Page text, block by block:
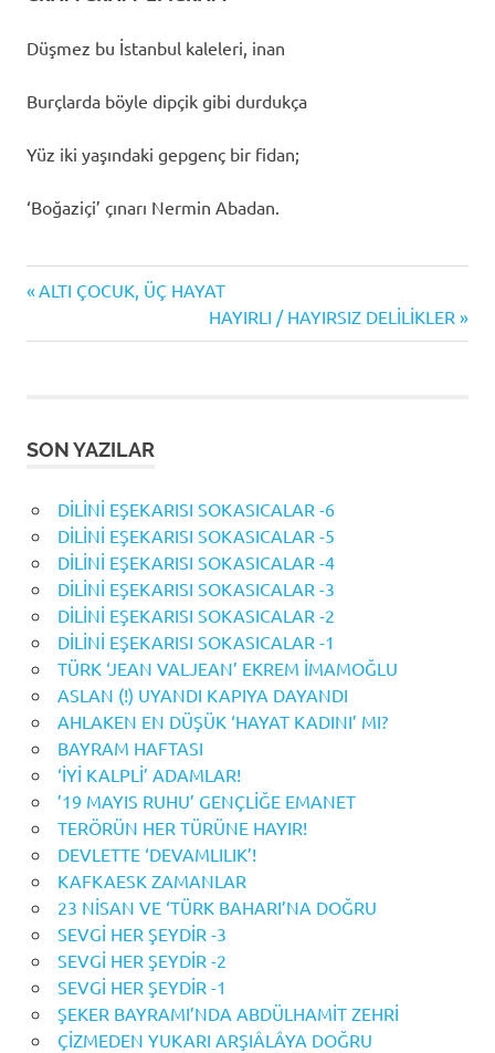
Düşmez bu İstanbul kaleleri, inan
Burçlarda böyle dipçik gibi durdukça
Yüz iki yaşındaki gepgenç bir fidan;
‘Boğaziçi’ çınarı Nermin Abadan.
Yazı
gezinmesi
Previous
ALTI ÇOCUK, ÜÇ HAYAT
Next
Post:
HAYIRLI / HAYIRSIZ DELİLİKLER
SON YAZILAR
DİLİNİ EŞEKARISI SOKASICALAR -6
DİLİNİ EŞEKARISI SOKASICALAR -5
DİLİNİ EŞEKARISI SOKASICALAR -4
DİLİNİ EŞEKARISI SOKASICALAR -3
DİLİNİ EŞEKARISI SOKASICALAR -2
DİLİNİ EŞEKARISI SOKASICALAR -1
TÜRK ‘JEAN VALJEAN’ EKREM İMAMOĞLU
ASLAN (!) UYANDI KAPIYA DAYANDI
AHLAKEN EN DÜŞÜK ‘HAYAT KADINI’ MI?
BAYRAM HAFTASI
‘İYİ KALPLİ’ ADAMLAR!
’19 MAYIS RUHU’ GENÇLİĞE EMANET
TERÖRÜN HER TÜRÜNE HAYIR!
DEVLETTE ‘DEVAMLILIK’!
KAFKAESK ZAMANLAR
23 NİSAN VE ‘TÜRK BAHARI’NA DOĞRU
SEVGİ HER ŞEYDİR -3
SEVGİ HER ŞEYDİR -2
SEVGİ HER ŞEYDİR -1
ŞEKER BAYRAMI’NDA ABDÜLHAMİT ZEHRİ
ÇİZMEDEN YUKARI ARŞIÂLÂYA DOĞRU